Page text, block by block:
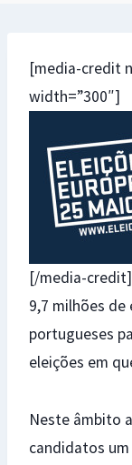
[media-credit
width=”300″]
[/media-
9,7 milhões
portugueses
eleições em
Neste âmbito
candidatos